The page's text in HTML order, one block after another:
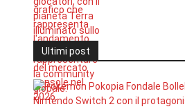
Ultimi post